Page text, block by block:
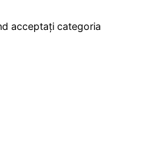
acceptați categoria